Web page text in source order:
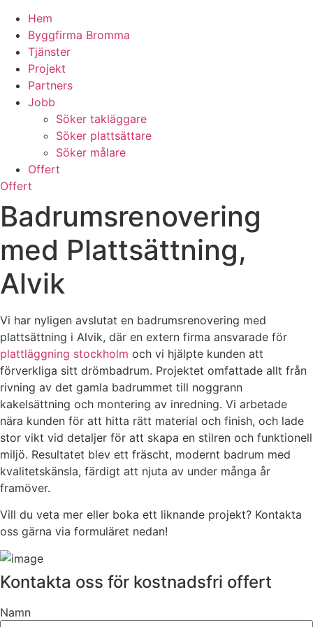
Hem
Byggfirma Bromma
Tjänster
Projekt
Partners
Jobb
Söker takläggare
Söker plattsättare
Söker målare
Offert
Offert
Badrumsrenovering
med Plattsättning,
Alvik
Vi har nyligen avslutat en badrumsrenovering med
plattsättning i Alvik, där en extern firma ansvarade för
plattläggning stockholm och vi hjälpte kunden att
förverkliga sitt drömbadrum. Projektet omfattade allt från
rivning av det gamla badrummet till noggrann
kakelsättning och montering av inredning. Vi arbetade
nära kunden för att hitta rätt material och finish, och lade
stor vikt vid detaljer för att skapa en stilren och funktionell
miljö. Resultatet blev ett fräscht, modernt badrum med
kvalitetskänsla, färdigt att njuta av under många år
framöver.
Vill du veta mer eller boka ett liknande projekt? Kontakta
oss gärna via formuläret nedan!
Kontakta oss för kostnadsfri offert
Namn